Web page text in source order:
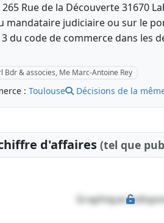
Rue de la Découverte 31670
mandataire judiciaire ou sur le
du code de commerce dans les
Bdr & associes, Me Marc-Antoine Rey
: Toulouse Décisions de la
d'affaires (tel que
Graphique